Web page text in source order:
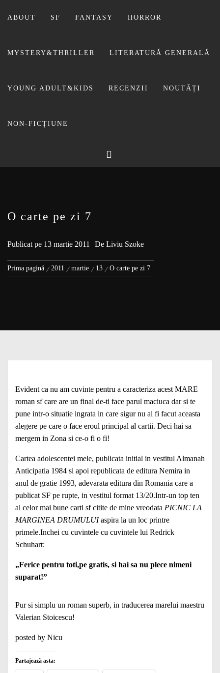
ABOUT SF FANTASY HORROR
MYSTERY&THRILLER LITERATURĂ GENERALĂ
YOUNG ADULT&KIDS RECENZII NOUTĂȚI
NON-FICȚIUNE
LIVIU
O carte pe zi 7
Publicat pe 13 martie 2011 De Liviu Szoke
Prima pagină 2011 martie 13 O carte pe zi 7
Evident ca nu am cuvinte pentru a caracteriza acest MARE
roman sf care are un final de-ti face parul maciuca dar si te
pune intr-o situatie ingrata in care sigur nu ai fi facut aceasta
alegere pe care o face eroul principal al cartii. Deci hai sa
mergem in Zona si ce-o fi o fi!
Cartea adolescentei mele, publicata initial in vestitul Almanah
Anticipatia 1984 si apoi republicata de editura Nemira in
anul de gratie 1993, adevarata editura din Romania care a
publicat SF pe rupte, in vestitul format 13/20.Intr-un top ten
al celor mai bune carti sf citite de mine vreodata PICNIC LA
MARGINEA DRUMULUIaspira la un loc printre
primele.Inchei cu cuvintele cu cuvintele lui Redrick
Schuhart:
„Ferice pentru toti,pe gratis, si hai sa nu plece nimeni
suparat!”
Pur si simplu un roman superb, in traducerea marelui maestru
Valerian Stoicescu!
posted by Nicu
Partajează asta: